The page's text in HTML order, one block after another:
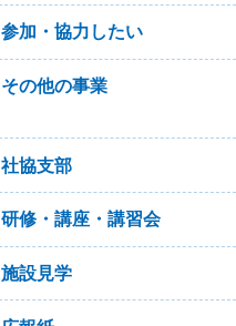
参加・協力したい
その他の事業
社協支部
研修・講座・講習会
施設見学